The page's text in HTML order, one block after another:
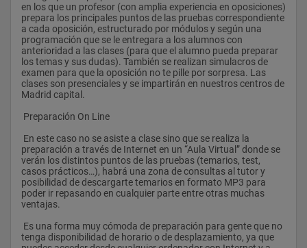
en los que un profesor (con amplia experiencia en oposiciones)
prepara los principales puntos de las pruebas correspondiente
a cada oposición, estructurado por módulos y según una
programación que se le entregara a los alumnos con
anterioridad a las clases (para que el alumno pueda preparar
los temas y sus dudas). También se realizan simulacros de
examen para que la oposición no te pille por sorpresa. Las
clases son presenciales y se impartirán en nuestros centros de
Madrid capital.
Preparación On Line
preparación a través de Internet en un “Aula Virtual” donde se
verán los distintos puntos de las pruebas (temarios, test,
casos prácticos…), habrá una zona de consultas al tutor y
posibilidad de descargarte temarios en formato MP3 para
poder ir repasando en cualquier parte entre otras muchas
ventajas.
tenga disponibilidad de horario o de desplazamiento, ya que